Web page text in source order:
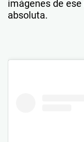
imágenes de
absoluta.